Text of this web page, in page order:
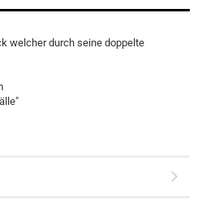
welcher durch seine doppelte